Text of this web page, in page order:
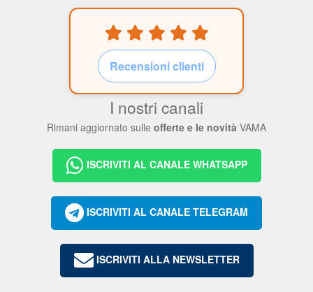
Recensioni clienti
I nostri canali
Rimani aggiornato sulle offerte e le novità VAMA
ISCRIVITI AL CANALE WHATSAPP
ISCRIVITI AL CANALE TELEGRAM
ISCRIVITI ALLA NEWSLETTER